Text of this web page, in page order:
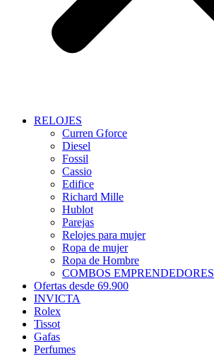
RELOJES
Curren Gforce
Diesel
Fossil
Cassio
Edifice
Richard Mille
Hublot
Parejas
Relojes para mujer
Ropa de mujer
Ropa de Hombre
COMBOS EMPRENDEDORES
Ofertas desde 69.900
INVICTA
Rolex
Tissot
Gafas
Perfumes